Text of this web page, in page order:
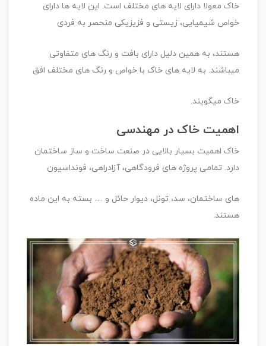
خاک معولا دارای لایه های مختلف است. این لایه ها دارای
خواص شیمیایی، زیستی و فزیزیکی منحصر به فردی
هستند، به همین دلیل دارای بافت و رنگ های متفاوتی
میباشند. به لایه های خاک با خواص و رنگ های مختلف افق
خاک میگویند.
اهمیت خاک در مهندسی
خاک اهمیت بسیار بالایی در صنعت ساخت و ساز ساختمان
دارد. تمامی پروژه های فرودگاهی، آزادراهی، فونداسیون
های ساختمان، سد، تونل، دیوار حائل و … بسته به این ماده
هستند.